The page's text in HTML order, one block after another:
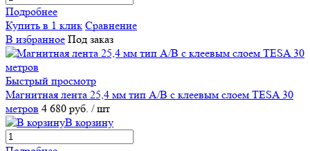
Подробнее
Купить в 1 клик Сравнение
В избранное Под заказ
Быстрый просмотр
Магнитная лента 25,4 мм тип А/В с клеевым слоем TESA 30
метров 4 680 руб. / шт
В корзину